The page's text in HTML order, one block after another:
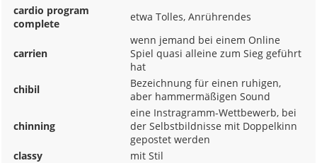
cardio program
complete
etwa Tolles, Anrührendes
carrien
wenn jemand bei einem Online
Spiel quasi alleine zum Sieg geführt
hat
chibil
Bezeichnung für einen ruhigen,
aber hammermäßigen Sound
chinning
eine Instragramm-Wettbewerb, bei
der Selbstbildnisse mit Doppelkinn
gepostet werden
classy
mit Stil